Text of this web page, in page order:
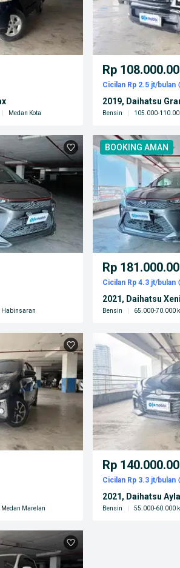
Medan Kota
Rp
Cicilan Rp 2.5 jt/bulan
2019, Daihatsu
Bensin 105.000-
Habinsaran
BOOKING AMAN
Rp
Cicilan Rp 4.3 jt/bulan
2021, Daihatsu
Bensin 65.000-70.000
Medan Marelan
Rp
Cicilan Rp 3.3 jt/bulan
2021, Daihatsu Ayla
Bensin 55.000-60.000